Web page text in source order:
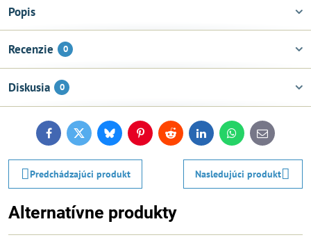
Popis
Recenzie 0
Diskusia 0
FacebookTwitterBlueskyPinterestReddit LinkedInWhatsApp
E-
mail
Predchádzajúci produkt Nasledujúci produkt
Alternatívne produkty